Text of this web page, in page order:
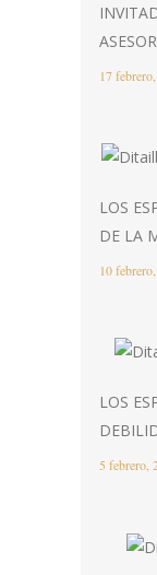
17
LOS
DE LA
10
LOS
5 febrero,